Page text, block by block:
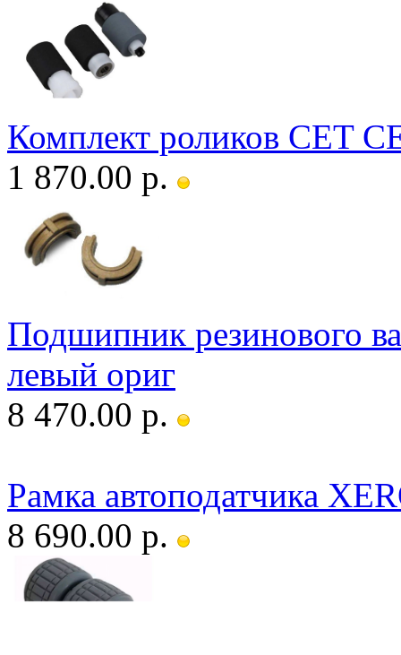
Комплект роликов CET
1 870.00 р.
Подшипник резинового
левый ориг
8 470.00 р.
Рамка автоподатчика
8 690.00 р.